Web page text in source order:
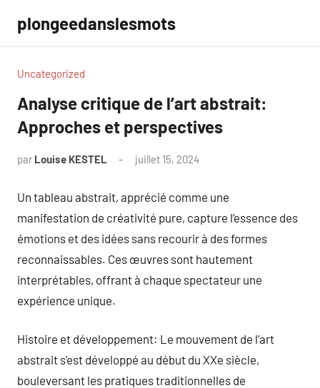
contenu
plongeedanslesmots
Uncategorized
Analyse critique de l’art abstrait:
Approches et perspectives
par Louise KESTEL juillet 15, 2024
Un tableau abstrait, apprécié comme une
manifestation de créativité pure, capture l’essence des
émotions et des idées sans recourir à des formes
reconnaissables. Ces œuvres sont hautement
interprétables, offrant à chaque spectateur une
expérience unique.
Histoire et développement: Le mouvement de l’art
abstrait s’est développé au début du XXe siècle,
bouleversant les pratiques traditionnelles de